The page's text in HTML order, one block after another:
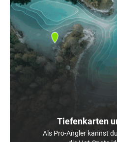
Tiefenkarten
Als Pro-Angler kannst